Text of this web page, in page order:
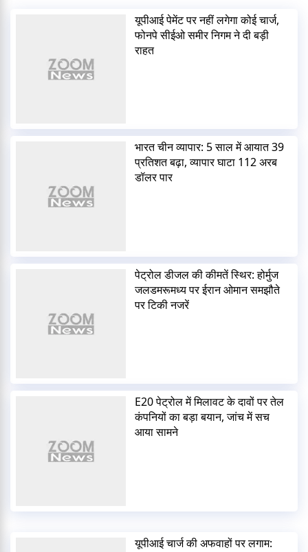
यूपीआई पेमेंट पर नहीं लगेगा कोई चार्ज,
फोनपे सीईओ समीर निगम ने दी बड़ी
राहत
भारत चीन व्यापार: 5 साल में आयात 39
प्रतिशत बढ़ा, व्यापार घाटा 112 अरब
डॉलर पार
पेट्रोल डीजल की कीमतें स्थिर: होर्मुज
जलडमरूमध्य पर ईरान ओमान समझौते
पर टिकी नजरें
E20 पेट्रोल में मिलावट के दावों पर तेल
कंपनियों का बड़ा बयान, जांच में सच
आया सामने
यूपीआई चार्ज की अफवाहों पर लगाम: